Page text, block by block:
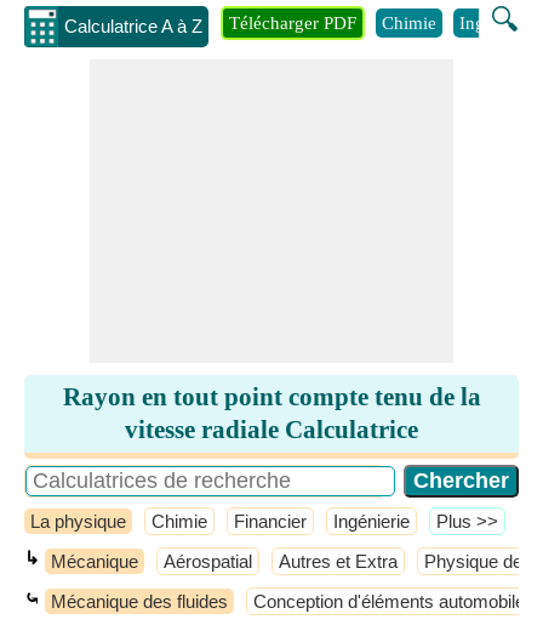
Calculatrice A à Z 🔍
Télécharger PDF Chimie Ingénierie
Rayon en tout point compte tenu de la
vitesse radiale Calculatrice
La physique Chimie Financier Ingénierie ​Plus >>
↳ Mécanique Aérospatial Autres et Extra Physique de
⤿ Mécanique des fluides Conception d'éléments automobiles